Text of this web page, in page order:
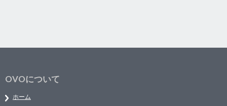
OVOについて
ホーム